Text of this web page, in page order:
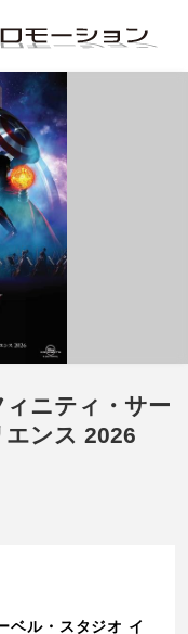
ニティ・サー
ンス 2026
ベル・スタジオ イ